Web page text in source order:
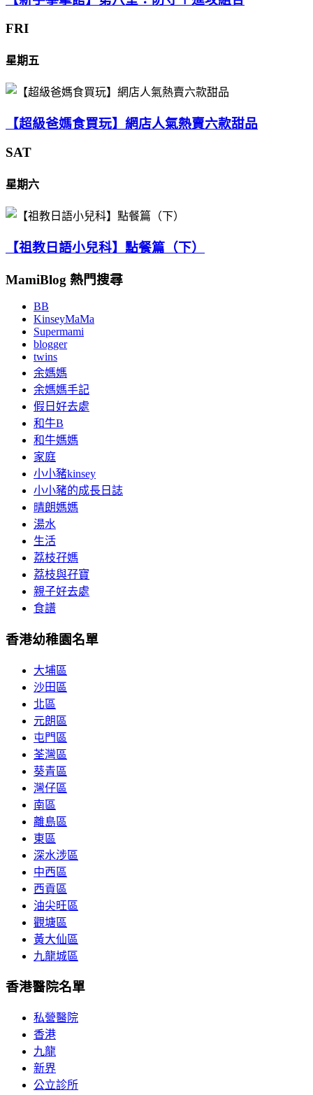
FRI
星期五
【超級爸媽食買玩】網店人氣熱賣六款甜品
SAT
星期六
【祖教日語小兒科】點餐篇（下）
MamiBlog 熱門搜尋
BB
KinseyMaMa
Supermami
blogger
twins
余媽媽
余媽媽手記
假日好去處
和牛B
和牛媽媽
家庭
小小豬kinsey
小小豬的成長日誌
晴朗媽媽
湯水
生活
荔枝孖媽
荔枝與孖寶
親子好去處
食譜
香港幼稚園名單
大埔區
沙田區
北區
元朗區
屯門區
荃灣區
葵青區
灣仔區
南區
離島區
東區
深水涉區
中西區
西貢區
油尖旺區
觀塘區
黃大仙區
九龍城區
香港醫院名單
私營醫院
香港
九龍
新界
公立診所